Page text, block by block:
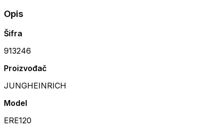
Opis
Šifra
913246
Proizvođač
JUNGHEINRICH
Model
ERE120